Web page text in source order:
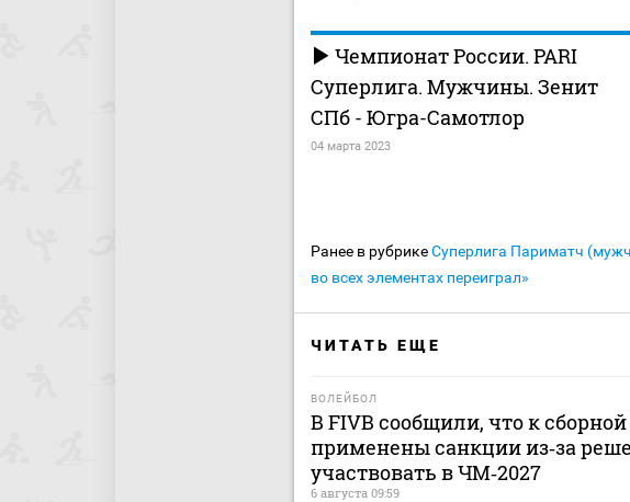
Чемпионат России. PARI
Суперлига. Мужчины. Зенит
СПб - Югра-Самотлор
04 марта 2023
Ранее в рубрикеСуперлига Париматч
во всех элементах переиграл»
ЧИТАТЬ ЕЩЕ
ВОЛЕЙБОЛ
В FIVB сообщили, что к
применены санкции из‑за
участвовать в ЧМ‑2027
6 августа 09:59